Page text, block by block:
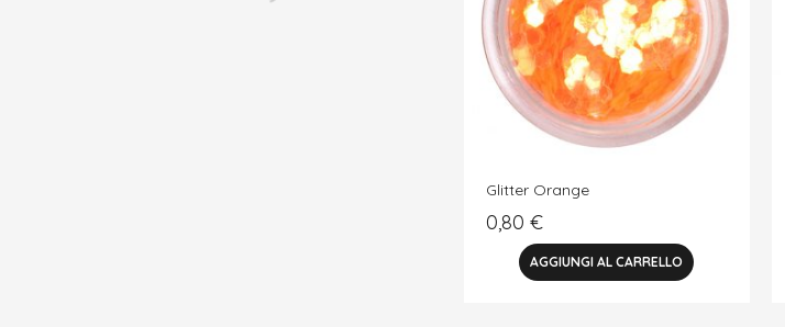
Glitter Orange
0,80 €